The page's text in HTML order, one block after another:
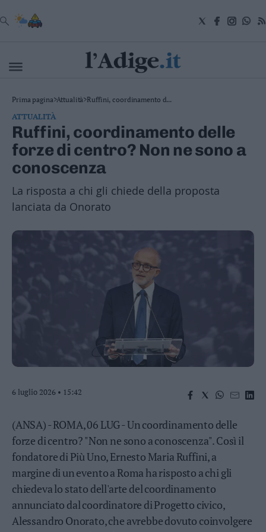
VAI
Cronaca
Attualità
Economia
Cultura
e
Salute
e
Benessere
Montagna
Sport
Riva
Arco
Sarca
–
Ledro
Lavis
–
Rotaliana
Laghi
Prima pagina>Attualità>Ruffini, coordinamento d...
ATTUALITÀ
Ruffini, coordinamento delle
forze di centro? Non ne sono a
conoscenza
La risposta a chi gli chiede della proposta
lanciata da Onorato
6 luglio 2026 • 15:42
(ANSA) - ROMA, 06 LUG - Un coordinamento delle
forze di centro? "Non ne sono a conoscenza". Così il
fondatore di Più Uno, Ernesto Maria Ruffini, a
margine di un evento a Roma ha risposto a chi gli
chiedeva lo stato dell'arte del coordinamento
annunciato dal coordinatore di Progetto civico,
Alessandro Onorato, che avrebbe dovuto coinvolgere